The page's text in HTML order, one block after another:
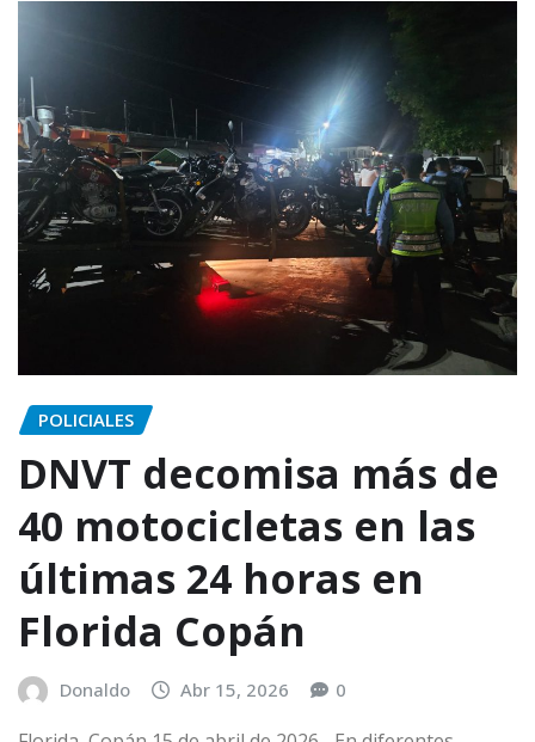
POLICIALES
DNVT decomisa más de
40 motocicletas en las
últimas 24 horas en
Florida Copán
Donaldo Abr 15, 2026 0